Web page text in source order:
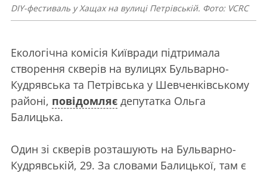
DIY-фестиваль у Хащах на вулиці Петрівській. Фото: VCRC
Екологічна комісія Київради підтримала
створення скверів на вулицях Бульварно-
Кудрявська та Петрівська у Шевченківському
районі, повідомляє депутатка Ольга
Балицька.
Один зі скверів розташують на Бульварно-
Кудрявській, 29. За словами Балицької, там є